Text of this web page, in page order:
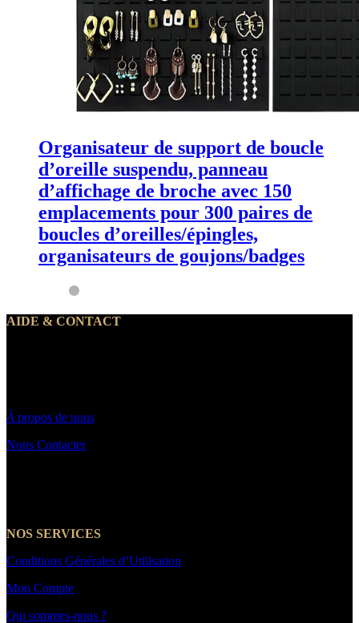
Organisateur de support de boucle
d’oreille suspendu, panneau
d’affichage de broche avec 150
emplacements pour 300 paires de
boucles d’oreilles/épingles,
organisateurs de goujons/badges
AIDE & CONTACT
À propos de nous
Nous Contacter
NOS SERVICES
Conditions Générales d’Utilisation
Mon Compte
Qui sommes-nous ?